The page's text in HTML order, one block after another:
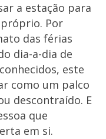
a estação para
Por
das férias
dia-a-dia de
este
como um palco
descontraído. E
que
em si.